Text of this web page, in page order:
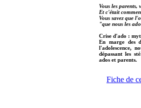
Vous les
Et c'était
Vous savez que
"que nous les
Crise d'ado :
En marge des
l'adolescence,
dépassant les
ados et parents.
Fiche de